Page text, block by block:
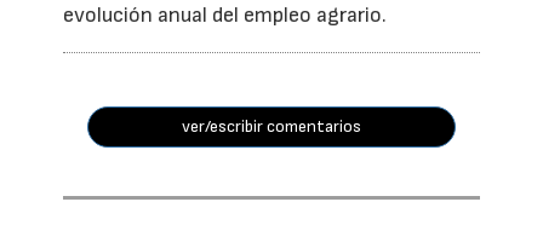
evolución anual del empleo agrario.
ver/escribir comentarios